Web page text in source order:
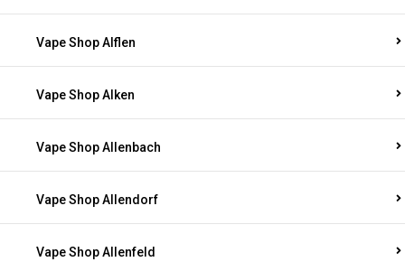
Vape Shop Alflen
Vape Shop Alken
Vape Shop Allenbach
Vape Shop Allendorf
Vape Shop Allenfeld